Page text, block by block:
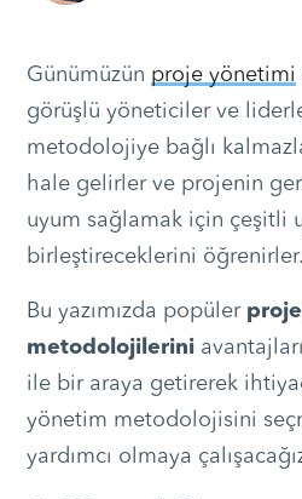
Müşteri Hizmetleri
Teknoloji
Günümüzün proje yönetimi
görüşlü yöneticiler ve
metodolojiye bağlı
hale gelirler ve projenin
uyum sağlamak için çeşitli
birleştireceklerini öğrenirler.
Bu yazımızda popüler
metodolojilerini
ile bir araya getirerek
yönetim metodolojisini
yardımcı olmaya